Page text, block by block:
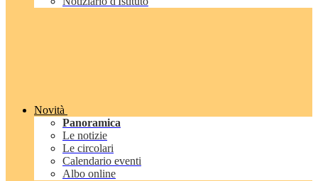
Novità
Panoramica
Le notizie
Le circolari
Calendario eventi
Albo online